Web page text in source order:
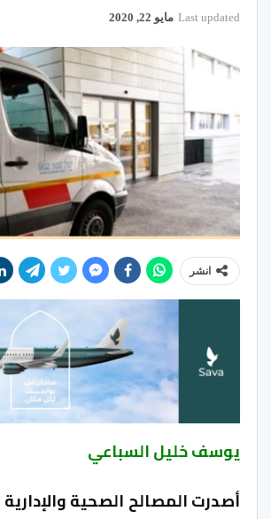
Last updated مايو 22, 2020
انشر
يوسف خليل السباعي